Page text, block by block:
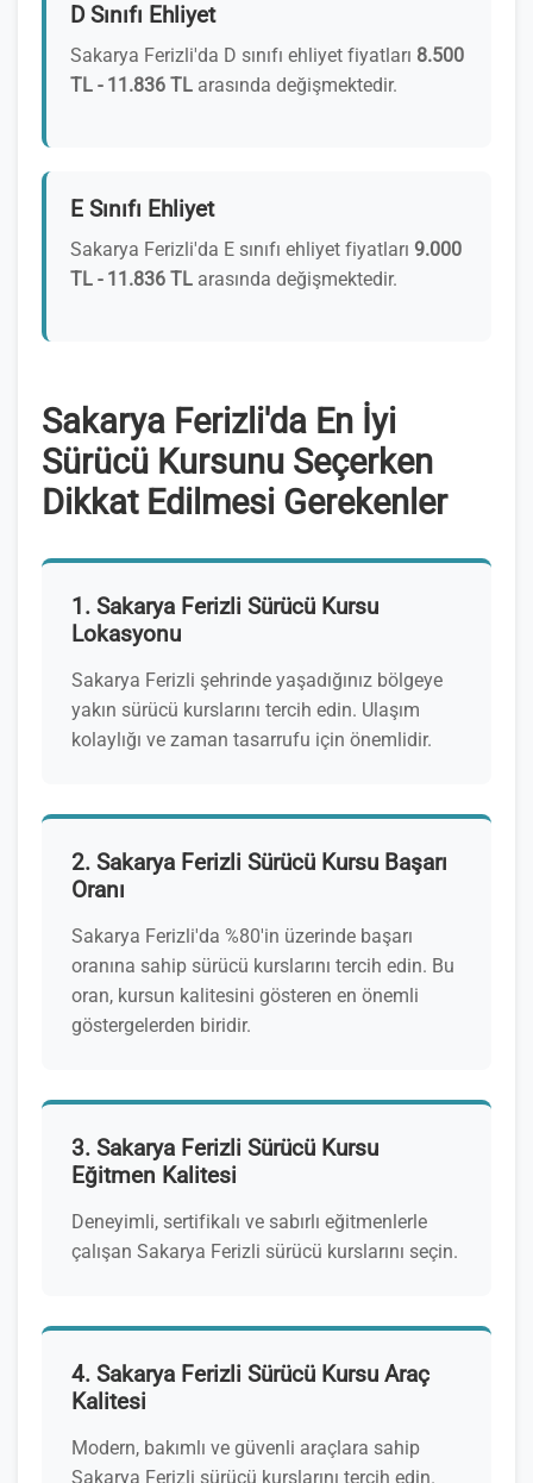
D Sınıfı Ehliyet
Sakarya Ferizli'da D sınıfı ehliyet fiyatları 8.500
TL - 11.836 TL arasında değişmektedir.
E Sınıfı Ehliyet
Sakarya Ferizli'da E sınıfı ehliyet fiyatları 9.000
TL - 11.836 TL arasında değişmektedir.
Sakarya Ferizli'da En İyi
Sürücü Kursunu Seçerken
Dikkat Edilmesi Gerekenler
1. Sakarya Ferizli Sürücü Kursu
Lokasyonu
Sakarya Ferizli şehrinde yaşadığınız bölgeye
yakın sürücü kurslarını tercih edin. Ulaşım
kolaylığı ve zaman tasarrufu için önemlidir.
2. Sakarya Ferizli Sürücü Kursu Başarı
Oranı
Sakarya Ferizli'da %80'in üzerinde başarı
oranına sahip sürücü kurslarını tercih edin. Bu
oran, kursun kalitesini gösteren en önemli
göstergelerden biridir.
3. Sakarya Ferizli Sürücü Kursu
Eğitmen Kalitesi
Deneyimli, sertifikalı ve sabırlı eğitmenlerle
çalışan Sakarya Ferizli sürücü kurslarını seçin.
4. Sakarya Ferizli Sürücü Kursu Araç
Kalitesi
Modern, bakımlı ve güvenli araçlara sahip
Sakarya Ferizli sürücü kurslarını tercih edin.